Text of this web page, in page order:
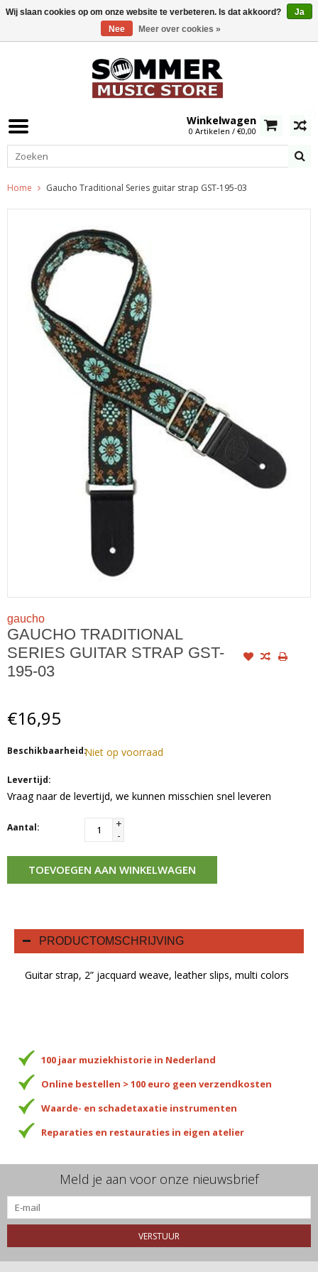
Winkelwagen
0 Artikelen / €0,00
Home Gaucho Traditional Series guitar strap GST-195-03
gaucho
GAUCHO TRADITIONAL
SERIES GUITAR STRAP GST-
195-03
€16,95
Beschikbaarheid:Niet op voorraad
Levertijd:
Vraag naar de levertijd, we kunnen misschien snel leveren
Aantal:
+
-
TOEVOEGEN AAN WINKELWAGEN
PRODUCTOMSCHRIJVING
Guitar strap, 2” jacquard weave, leather slips, multi colors
100 jaar muziekhistorie in Nederland
Online bestellen > 100 euro geen verzendkosten
Waarde- en schadetaxatie instrumenten
Reparaties en restauraties in eigen atelier
Meld je aan voor onze nieuwsbrief
VERSTUUR
Wij slaan cookies op om onze website te verbeteren. Is dat akkoord?
Ja
Nee
Meer over cookies »